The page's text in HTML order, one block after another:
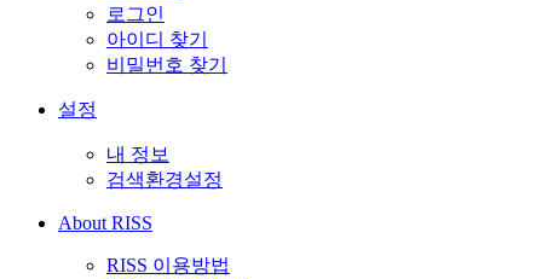
로그인
아이디 찾기
비밀번호 찾기
설정
내 정보
검색환경설정
About RISS
RISS 이용방법